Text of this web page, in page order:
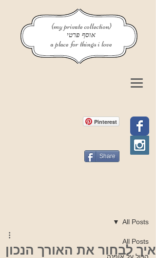
{my private collection}
אוסף פרטי
a place for things i love
Pinterest
Share
All Posts
All Posts
איך לבחור את האורך הנכון